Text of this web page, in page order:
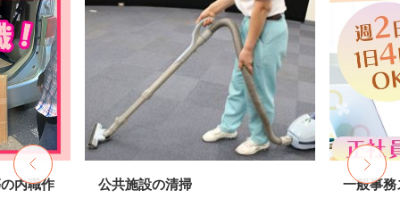
内職作 公共施設の清掃 一般事務